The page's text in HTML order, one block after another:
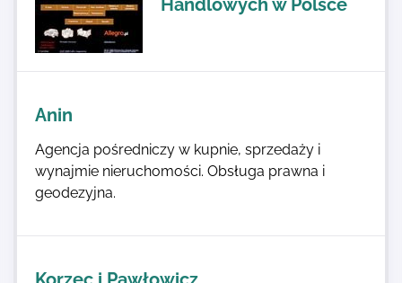
Handlowych w Polsce
Anin
Agencja pośredniczy w kupnie, sprzedaży i
wynajmie nieruchomości. Obsługa prawna i
geodezyjna.